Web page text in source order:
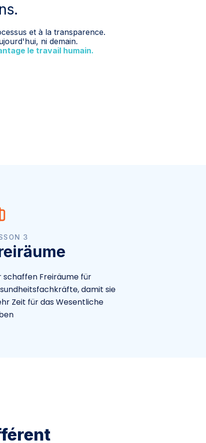
et à la transparence.
ni demain.
le travail humain.
3
schaffen Freiräume für
damit sie
Zeit für das Wesentliche